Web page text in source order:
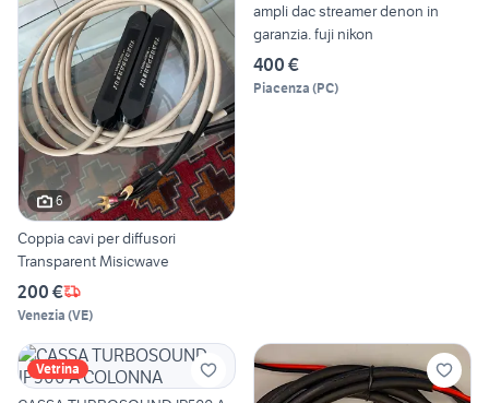
6
Coppia cavi per diffusori
Transparent Misicwave
200 €
Venezia (VE)
ampli dac streamer denon in
garanzia. fuji nikon
400 €
Piacenza (PC)
Vetrina